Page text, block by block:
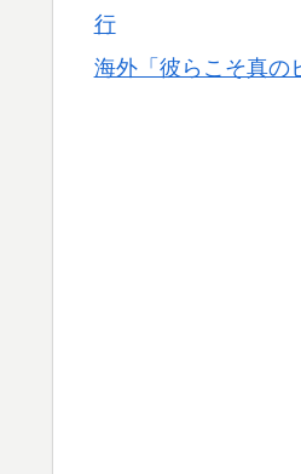
▶ アメリカ「お前
行
海外「彼らこそ真の